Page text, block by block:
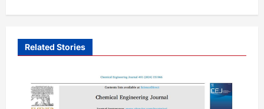
vRelated Stories